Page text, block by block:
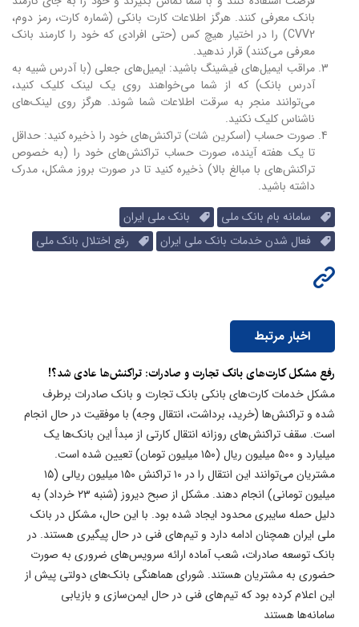
بانک معرفی کنند. هرگز اطلاعات کارت بانکی (شماره کارت، رمز دوم،
CVV2) را در اختیار هیچ کس (حتی افرادی که خود را کارمند بانک
معرفی می‌کنند) قرار ندهید.
مراقب ایمیل‌های فیشینگ باشید: ایمیل‌های جعلی (با آدرس شبیه به
آدرس بانک) که از شما می‌خواهند روی یک لینک کلیک کنید،
می‌توانند منجر به سرقت اطلاعات شما شوند. هرگز روی لینک‌های
ناشناس کلیک نکنید.
صورت حساب (اسکرین شات) تراکنش‌های خود را ذخیره کنید: حداقل
تا یک هفته آینده، صورت حساب تراکنش‌های خود را (به خصوص
تراکنش‌های با مبالغ بالا) ذخیره کنید تا در صورت بروز مشکل، مدرک
داشته باشید.
سامانه بام بانک ملی
بانک ملی ایران
فعال شدن خدمات بانک ملی ایران
رفع اختلال بانک ملی
اخبار مرتبط
رفع مشکل کارت‌های بانک تجارت و صادرات: تراکنش‌ها عادی شد؟!
مشکل خدمات کارت‌های بانکی بانک تجارت و بانک صادرات برطرف
شده و تراکنش‌ها (خرید، برداشت، انتقال وجه) با موفقیت در حال انجام
است. سقف تراکنش‌های روزانه انتقال کارتی از مبدأ این بانک‌ها یک
میلیارد و ۵۰۰ میلیون ریال (۱۵۰ میلیون تومان) تعیین شده است.
مشتریان می‌توانند این انتقال را در ۱۰ تراکنش ۱۵۰ میلیون ریالی (۱۵
میلیون تومانی) انجام دهند. مشکل از صبح دیروز (شنبه ۲۳ خرداد) به
دلیل حمله سایبری محدود ایجاد شده بود. با این حال، مشکل در بانک
ملی ایران همچنان ادامه دارد و تیم‌های فنی در حال پیگیری هستند. در
بانک توسعه صادرات، شعب آماده ارائه سرویس‌های ضروری به صورت
حضوری به مشتریان هستند. شورای هماهنگی بانک‌های دولتی پیش از
این اعلام کرده بود که تیم‌های فنی در حال ایمن‌سازی و بازیابی
سامانه‌ها هستند